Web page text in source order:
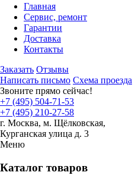
Главная
Сервис, ремонт
Гарантии
Доставка
Контакты
Заказать Отзывы
Написать письмо Схема проезда
Звоните прямо сейчас!
+7 (495) 504-71-53
+7 (495) 210-27-58
г. Москва, м. Щёлковская,
Курганская улица д. 3
Меню
Каталог товаров